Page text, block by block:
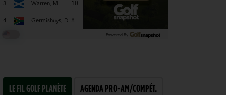
LE FIL GOLF PLANÈTE AGENDA PRO-AM/COMPÉT.